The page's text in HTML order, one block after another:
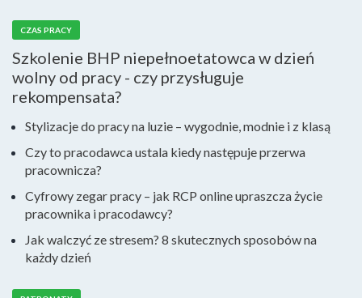
CZAS PRACY
Szkolenie BHP niepełnoetatowca w dzień
wolny od pracy - czy przysługuje
rekompensata?
Stylizacje do pracy na luzie – wygodnie, modnie i z klasą
Czy to pracodawca ustala kiedy następuje przerwa
pracownicza?
Cyfrowy zegar pracy – jak RCP online upraszcza życie
pracownika i pracodawcy?
Jak walczyć ze stresem? 8 skutecznych sposobów na
każdy dzień